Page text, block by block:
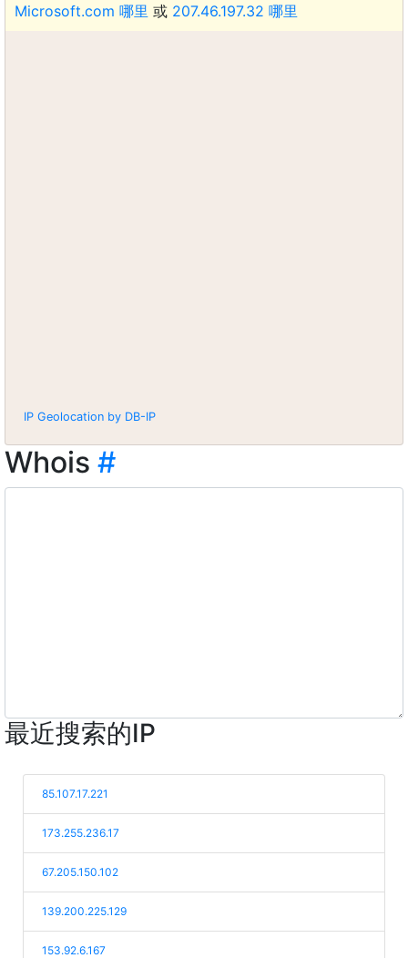
Microsoft.com 哪里 或 207.46.197.32 哪里
IP Geolocation by DB-IP
Whois #
最近搜索的IP
85.107.17.221
173.255.236.17
67.205.150.102
139.200.225.129
153.92.6.167